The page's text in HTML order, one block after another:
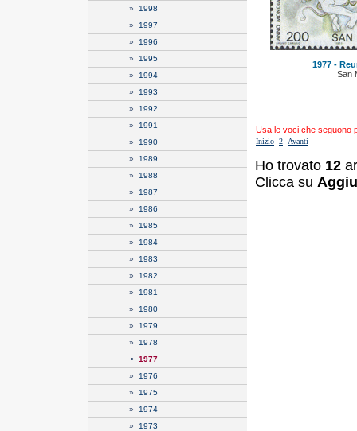
» 1998
» 1997
» 1996
» 1995
» 1994
» 1993
» 1992
» 1991
» 1990
» 1989
» 1988
» 1987
» 1986
» 1985
» 1984
» 1983
» 1982
» 1981
» 1980
» 1979
» 1978
• 1977
» 1976
» 1975
» 1974
» 1973
1977 -
San
Usa le voci che seguono
Inizio 2 Avanti
Ho trovato 12
Clicca su